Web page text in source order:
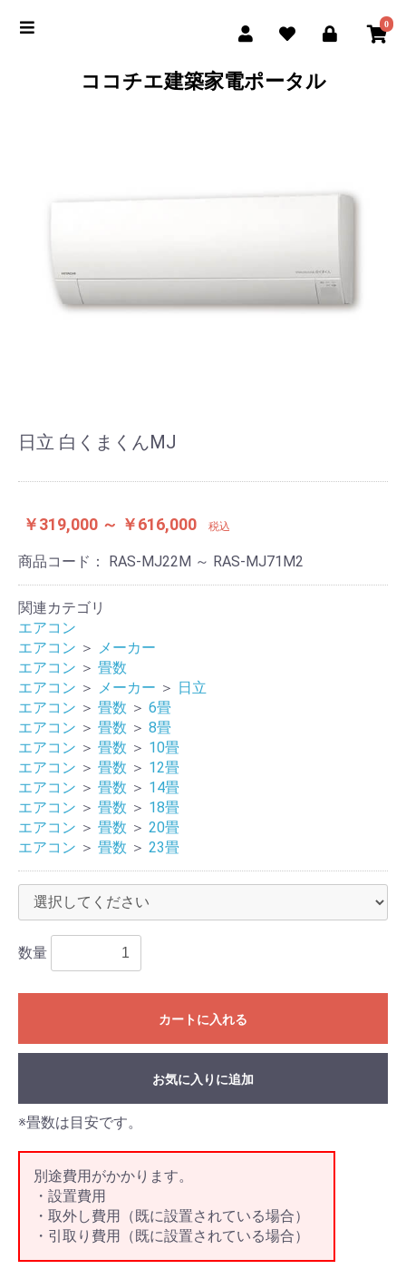
0
ココチエ建築家電ポータル
日立 白くまくんMJ
￥319,000 ～ ￥616,000 税込
商品コード： RAS-MJ22M ～ RAS-MJ71M2
関連カテゴリ
エアコン
エアコン ＞ メーカー
エアコン ＞ 畳数
エアコン ＞ メーカー ＞ 日立
エアコン ＞ 畳数 ＞ 6畳
エアコン ＞ 畳数 ＞ 8畳
エアコン ＞ 畳数 ＞ 10畳
エアコン ＞ 畳数 ＞ 12畳
エアコン ＞ 畳数 ＞ 14畳
エアコン ＞ 畳数 ＞ 18畳
エアコン ＞ 畳数 ＞ 20畳
エアコン ＞ 畳数 ＞ 23畳
数量
カートに入れる
お気に入りに追加
※畳数は目安です。
別途費用がかかります。
・設置費用
・取外し費用（既に設置されている場合）
・引取り費用（既に設置されている場合）